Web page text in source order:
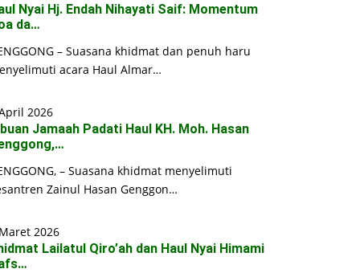
Nyai Hj. Endah Nihayati Saif: Momentum
da…
– Suasana khidmat dan penuh haru
acara Haul Almar…
2026
Jamaah Padati Haul KH. Moh. Hasan
– Suasana khidmat menyelimuti
Zainul Hasan Genggon…
2026
Lailatul Qiro’ah dan Haul Nyai Himami